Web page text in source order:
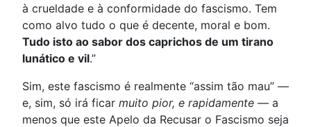
à crueldade e à conformidade do fascismo. Tem
como alvo tudo o que é decente, moral e bom.
Tudo isto ao sabor dos caprichos de um tirano
lunático e vil.”
Sim, este fascismo é realmente “assim tão mau” —
e, sim, só irá ficar muito pior, e rapidamente — a
menos que este Apelo da Recusar o Fascismo seja